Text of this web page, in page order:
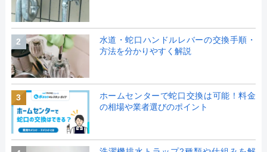
2
水道・蛇口ハンドルレバーの交換手順・
方法を分かりやすく解説
3
ホームセンターで蛇口交換は可能！料金
の相場や業者選びのポイント